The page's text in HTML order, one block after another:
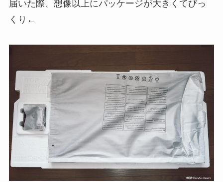
届いた際、想像以上にパッケージが大きくてびっ
くり←